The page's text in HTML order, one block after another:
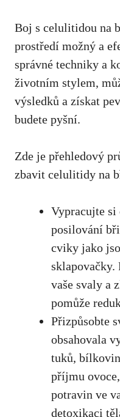
Boj s celulitidou na
prostředí možný a
správné techniky a
životním stylem,
výsledků a získat
budete pyšní.
Zde je přehledový
zbavit celulitidy na
Vypracujte si
posilování
cviky jako
vaše svaly a
pomůže
Přizpůsobte
obsahovala
tuků,
příjmu
potravin ve
detoxikaci